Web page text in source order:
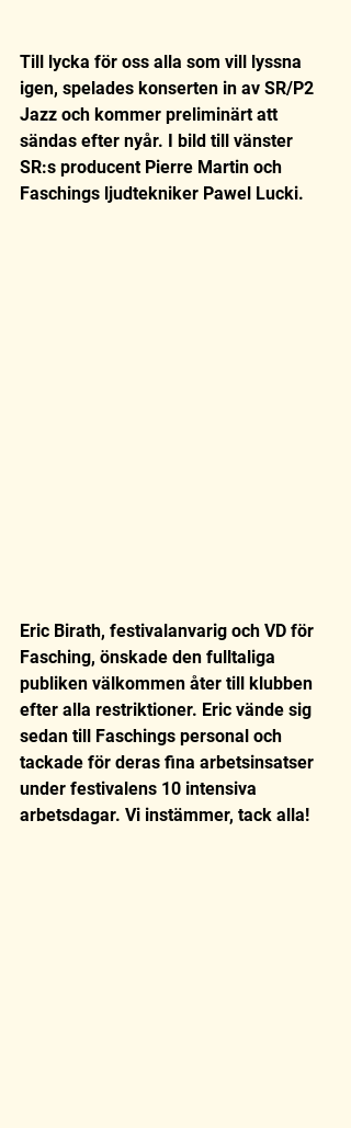
Till lycka för oss alla som vill lyssna
igen, spelades konserten in av SR/P2
Jazz och kommer preliminärt att
sändas efter nyår. I bild till vänster
SR:s producent Pierre Martin och
Faschings ljudtekniker Pawel Lucki.
Eric Birath, festivalanvarig och VD för
Fasching, önskade den fulltaliga
publiken välkommen åter till klubben
efter alla restriktioner. Eric vände sig
sedan till Faschings personal och
tackade för deras fina arbetsinsatser
under festivalens 10 intensiva
arbetsdagar. Vi instämmer, tack alla!